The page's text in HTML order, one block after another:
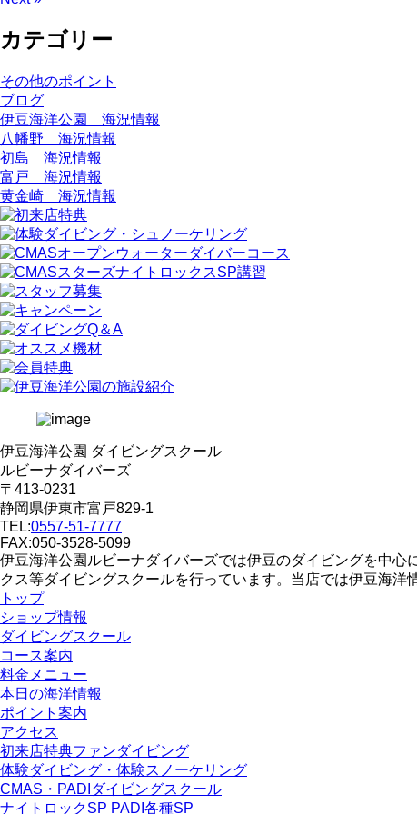
カテゴリー
その他のポイント
ブログ
伊豆海洋公園 海況情報
八幡野 海況情報
初島 海況情報
富戸 海況情報
黄金崎 海況情報
伊豆海洋公園 ダイビングスクール
ルビーナダイバーズ
〒413-0231
静岡県伊東市富戸829-1
TEL:0557-51-7777
FAX:050-3528-5099
伊豆海洋公園ルビーナダイバーズでは伊豆のダイビングを中
クス等ダイビングスクールを行っています。当店では伊豆海洋
トップ
ショップ情報
ダイビングスクール
コース案内
料金メニュー
本日の海洋情報
ポイント案内
アクセス
初来店特典ファンダイビング
体験ダイビング・体験スノーケリング
CMAS・PADIダイビングスクール
ナイトロックSP PADI各種SP